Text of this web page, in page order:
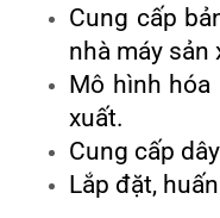
Cung cấp
nhà máy sản
Mô hình hóa
xuất.
Cung cấp
Lắp đặt,